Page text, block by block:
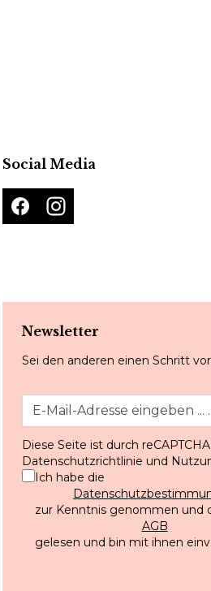
Social Media
Newsletter
Sei den anderen einen Schritt
Diese Seite ist durch
Datenschutzrichtlinie und
Ich habe die
zur Kenntnis genommen und
AGB
gelesen und bin mit ihnen